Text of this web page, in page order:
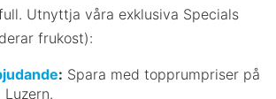
Utnyttja våra exklusiva Specials
frukost):
: Spara med topprumpriser på